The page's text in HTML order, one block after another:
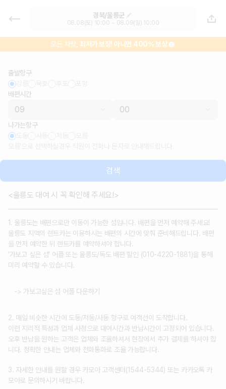
울릉도 렌트카 - 경북 렌터카 가격비
교, 최저가 보장 1위 카모아
경북/울릉군
08.08(토) 10:00 ~ 08.09(일) 10:00
모든 차량,최저가 보장! 아니면 400% 보상
출발항구
배편시간
나가는항구
검색
<울릉도 대여 시 꼭 확인해 주세요!>
1. 울릉도는 배편으로만 이동이 가능한 섬입니다. 배편을 먼저 예약해 주세요!
울릉도 지역의 렌트카는 이용하시는 배편의 시간에 맞춰 준비해드립니다. 배편
을 먼저 예약한 뒤 렌트카를 예약하셔야 합니다.
'가보고 싶은 섬' 어플 또는 울릉도/독도 배편 할인 (010-4220-1881)을 통해
미리 예약할 수 있습니다.
-> 가보고싶은 섬 어플 다운하기
2. 매일 비슷한 시간에 도동/저동/사동 항구로 여객선이 도착합니다.
이런 지리적 특성과 업체 사정으로 대여시간과 반납시간이 고정되어 있습니다.
오후 반납을 원하는 고객은 업체와 조율하셔서 현장에서 추가 결제를 하셔야 합
니다. 정확한 안내는 업체와 전화통화로 조율 가능합니다.
3. 자세한 안내를 원할 경우 카모아 고객센터(1544-5344) 또는 카카오톡 카
모아로 문의하시기 바랍니다.